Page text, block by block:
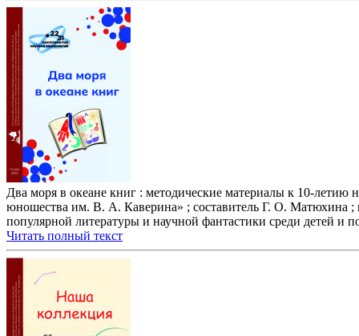
Два моря в океане книг : методические материалы к 10-летию
юношества им. В. А. Каверина» ; составитель Г. О. Матюхина
популярной литературы и научной фантастики среди детей и
Читать полный текст